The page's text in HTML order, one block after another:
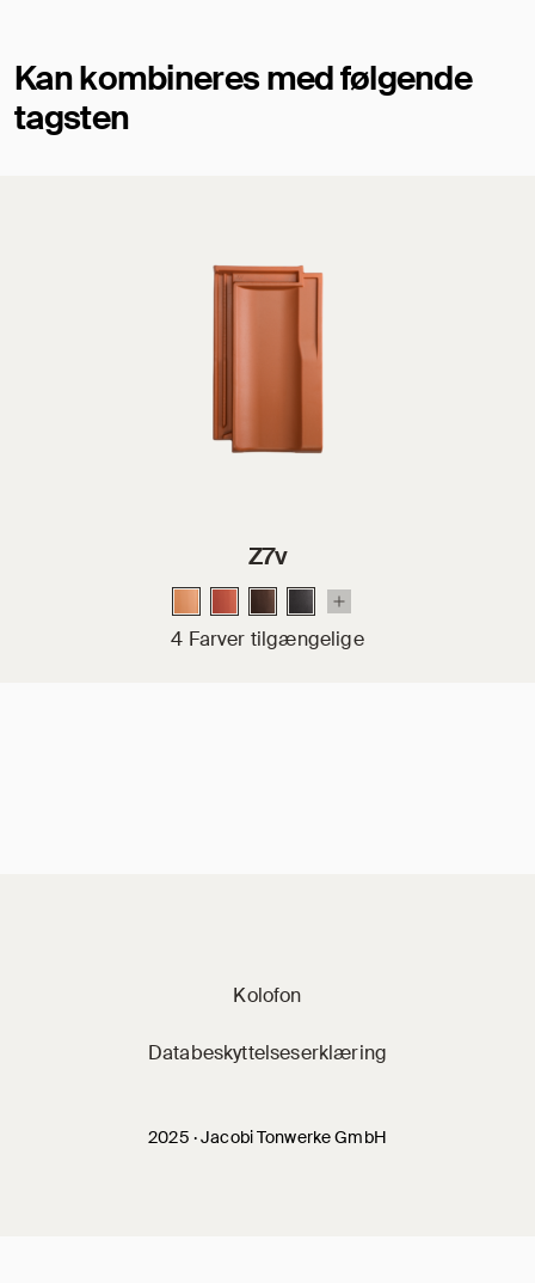
Kan kombineres med følgende
tagsten
Z7v
4 Farver tilgængelige
2025 · Jacobi Tonwerke GmbH
Kolofon
Databeskyttelseserklæring